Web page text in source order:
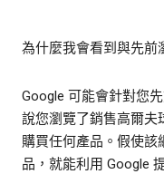
為什麼我會看到與先前
Google 可能會針對您
說您瀏覽了銷售高爾夫
購買任何產品。假使該
品，就能利用 Google